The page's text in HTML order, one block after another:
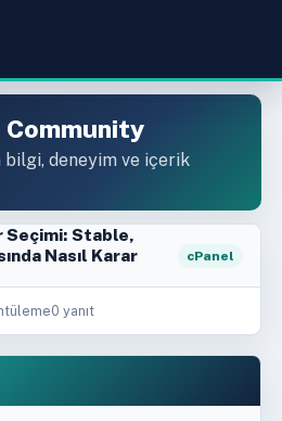
deneyim ve içerik
Seçimi: Stable,
Nasıl Karar
cPanel
0 yanıt